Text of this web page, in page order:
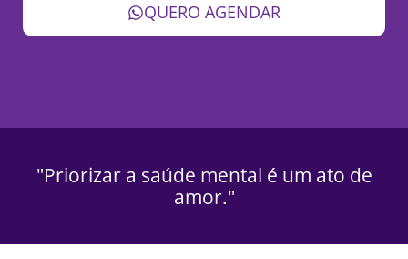
QUERO AGENDAR
"Priorizar a saúde mental é um ato de
amor."